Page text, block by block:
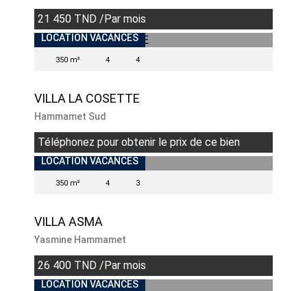
21 450 TND /Par mois
INDISPONIBLE
LOCATION VACANCES
350 m² 4 4
VILLA LA COSETTE
Hammamet Sud
Téléphonez pour obtenir le prix de ce bien
LOCATION VACANCES
350 m² 4 3
VILLA ASMA
Yasmine Hammamet
26 400 TND /Par mois
INDISPONIBLE
LOCATION VACANCES